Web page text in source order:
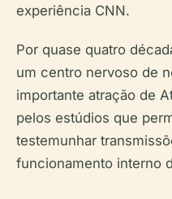
experiência CNN.
Por quase quatro
um centro nervoso de
importante atração de
pelos estúdios que
testemunhar
funcionamento interno